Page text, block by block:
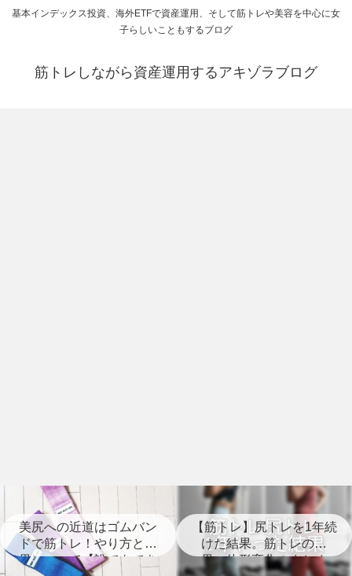
基本インデックス投資、海外ETFで資産運用、そして筋トレや美容を中心に女
子らしいこともするブログ
筋トレしながら資産運用するアキゾラブログ
美尻への近道はゴムバン
ドで筋トレ！やり方と効
果について【誰でもでき
【筋トレ】尻トレを1年続
けた結果。筋トレの効
果、体形変化のまとめ